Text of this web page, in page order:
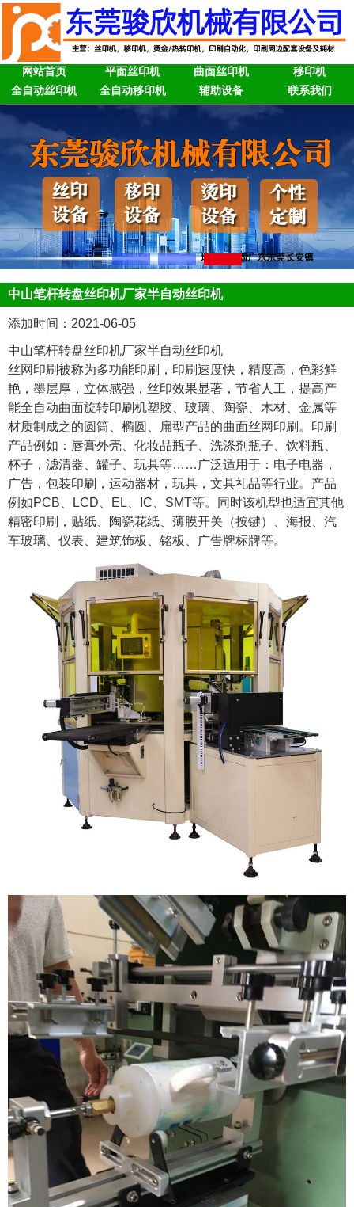
网站首页 平面丝印机 曲面丝印机
移印机
全自动丝印机
全自动移印机 辅助设备 联系我们
1 2 3
中山笔杆转盘丝印机厂家半自动丝印机
添加时间：2021-06-05
中山笔杆转盘丝印机厂家半自动丝印机
丝网印刷被称为多功能印刷，印刷速度快，精度高，色彩鲜
艳，墨层厚，立体感强，丝印效果显著，节省人工，提高产
能全自动曲面旋转印刷机塑胶、玻璃、陶瓷、木材、金属等
材质制成之的圆筒、椭圆、扁型产品的曲面丝网印刷。印刷
产品例如：唇膏外壳、化妆品瓶子、洗涤剂瓶子、饮料瓶、
杯子，滤清器、罐子、玩具等……广泛适用于：电子电器，
广告，包装印刷，运动器材，玩具，文具礼品等行业。产品
例如PCB、LCD、EL、IC、SMT等。同时该机型也适宜其他
精密印刷，贴纸、陶瓷花纸、薄膜开关（按键）、海报、汽
车玻璃、仪表、建筑饰板、铭板、广告牌标牌等。